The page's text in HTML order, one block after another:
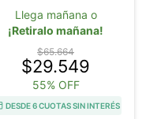
Llega mañana o
¡Retiralo mañana!
$65.664
$29.549
55% OFF
DESDE 6 CUOTAS SIN INTERÉS